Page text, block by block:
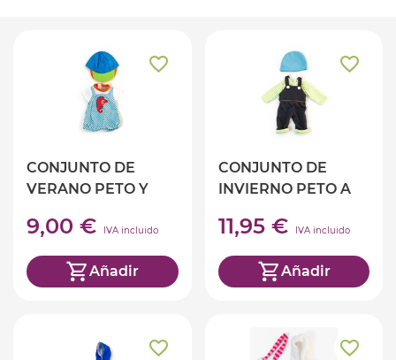
CONJUNTO DE
VERANO PETO Y
9,00 € IVA incluido
Añadir
CONJUNTO DE
INVIERNO PETO A
11,95 € IVA incluido
Añadir